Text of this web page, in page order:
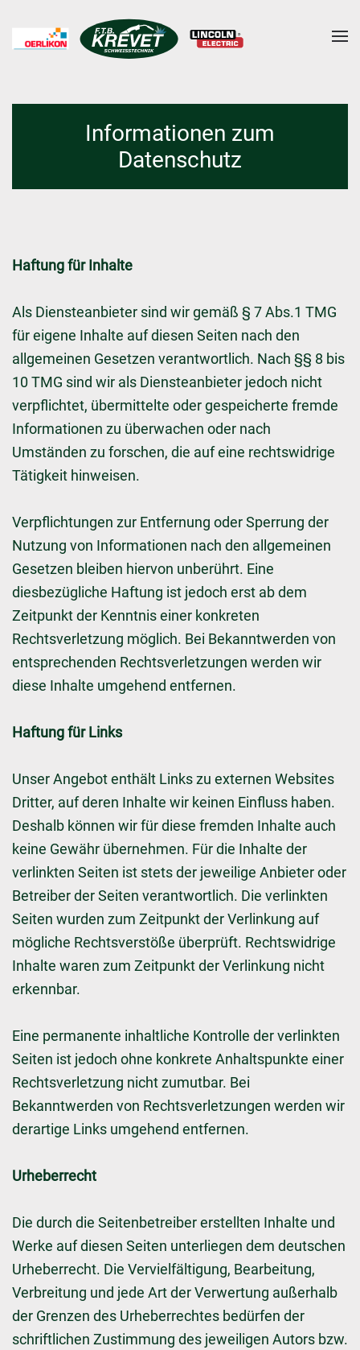
Skip to main content
Informationen zum
Datenschutz
Haftung für Inhalte
Als Diensteanbieter sind wir gemäß § 7 Abs.1 TMG
für eigene Inhalte auf diesen Seiten nach den
allgemeinen Gesetzen verantwortlich. Nach §§ 8 bis
10 TMG sind wir als Diensteanbieter jedoch nicht
verpflichtet, übermittelte oder gespeicherte fremde
Informationen zu überwachen oder nach
Umständen zu forschen, die auf eine rechtswidrige
Tätigkeit hinweisen.
Verpflichtungen zur Entfernung oder Sperrung der
Nutzung von Informationen nach den allgemeinen
Gesetzen bleiben hiervon unberührt. Eine
diesbezügliche Haftung ist jedoch erst ab dem
Zeitpunkt der Kenntnis einer konkreten
Rechtsverletzung möglich. Bei Bekanntwerden von
entsprechenden Rechtsverletzungen werden wir
diese Inhalte umgehend entfernen.
Haftung für Links
Unser Angebot enthält Links zu externen Websites
Dritter, auf deren Inhalte wir keinen Einfluss haben.
Deshalb können wir für diese fremden Inhalte auch
keine Gewähr übernehmen. Für die Inhalte der
verlinkten Seiten ist stets der jeweilige Anbieter oder
Betreiber der Seiten verantwortlich. Die verlinkten
Seiten wurden zum Zeitpunkt der Verlinkung auf
mögliche Rechtsverstöße überprüft. Rechtswidrige
Inhalte waren zum Zeitpunkt der Verlinkung nicht
erkennbar.
Eine permanente inhaltliche Kontrolle der verlinkten
Seiten ist jedoch ohne konkrete Anhaltspunkte einer
Rechtsverletzung nicht zumutbar. Bei
Bekanntwerden von Rechtsverletzungen werden wir
derartige Links umgehend entfernen.
Urheberrecht
Die durch die Seitenbetreiber erstellten Inhalte und
Werke auf diesen Seiten unterliegen dem deutschen
Urheberrecht. Die Vervielfältigung, Bearbeitung,
Verbreitung und jede Art der Verwertung außerhalb
der Grenzen des Urheberrechtes bedürfen der
schriftlichen Zustimmung des jeweiligen Autors bzw.